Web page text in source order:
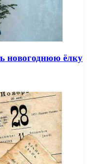
новогоднюю ёлку